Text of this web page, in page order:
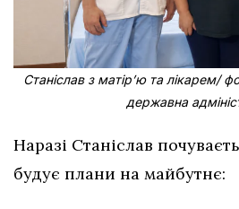
Станіслав з матірʼю та лікарем/
державна
Наразі Станіслав
будує плани на майбутнє: